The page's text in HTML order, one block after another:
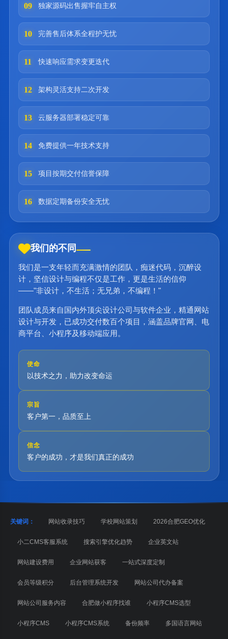
09 独家源码出售握牢自主权
10 完善售后体系全程护无忧
11 快速响应需求变更迭代
12 架构灵活支持二次开发
13 云服务器部署稳定可靠
14 免费提供一年技术支持
15 项目按期交付信誉保障
16 数据定期备份安全无忧
我们的不同
我们是一支年轻而充满激情的团队，痴迷代码，沉醉设
计，坚信设计与编程不仅是工作，更是生活的信仰
——"非设计，不生活；无兄弟，不编程！"
团队成员来自国内外顶尖设计公司与软件企业，精通网站
设计与开发，已成功交付数百个项目，涵盖品牌官网、电
商平台、小程序及移动端应用。
使命
以技术之力，助力改变命运
宗旨
客户第一，品质至上
信念
客户的成功，才是我们真正的成功
关键词： 网站收录技巧 学校网站策划 2026合肥GEO优化
小二CMS客服系统 搜索引擎优化趋势 企业英文站
网站建设费用 企业网站获客 一站式深度定制
会员等级积分 后台管理系统开发 网站公司代办备案
网站公司服务内容 合肥做小程序找谁 小程序CMS选型
小程序CMS 小程序CMS系统 备份频率 多国语言网站